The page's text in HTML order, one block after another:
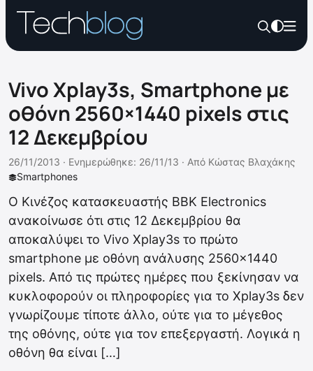
Vivo Xplay3s, Smartphone με
οθόνη 2560×1440 pixels στις
12 Δεκεμβρίου
Smartphones
26/11/2013 · Ενημερώθηκε: 26/11/13 · Από Κώστας Βλαχάκης
Ο Κινέζος κατασκευαστής BBK Electronics
ανακοίνωσε ότι στις 12 Δεκεμβρίου θα
αποκαλύψει το Vivo Xplay3s το πρώτο
smartphone με οθόνη ανάλυσης 2560×1440
pixels. Από τις πρώτες ημέρες που ξεκίνησαν να
κυκλοφορούν οι πληροφορίες για το Xplay3s δεν
γνωρίζουμε τίποτε άλλο, ούτε για το μέγεθος
της οθόνης, ούτε για τον επεξεργαστή. Λογικά η
οθόνη θα είναι […]